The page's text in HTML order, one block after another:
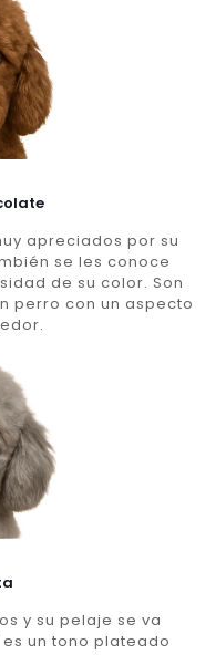
apreciados por su
se les conoce
de su color. Son
perro con un aspecto
y su pelaje se va
un tono plateado